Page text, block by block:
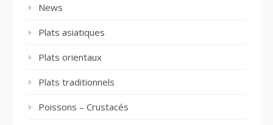
News
Plats asiatiques
Plats orientaux
Plats traditionnels
Poissons – Crustacés